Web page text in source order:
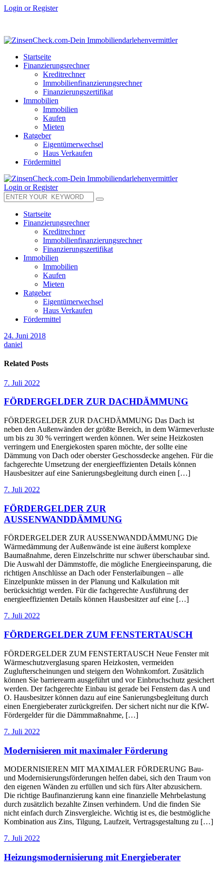
Login or Register
Startseite
Finanzierungsrechner
Kreditrechner
Immobilienfinanzierungsrechner
Finanzierungszertifikat
Immobilien
Immobilien
Kaufen
Mieten
Ratgeber
Eigentümerwechsel
Haus Verkaufen
Fördermittel
Login or Register
Startseite
Finanzierungsrechner
Kreditrechner
Immobilienfinanzierungsrechner
Finanzierungszertifikat
Immobilien
Immobilien
Kaufen
Mieten
Ratgeber
Eigentümerwechsel
Haus Verkaufen
Fördermittel
24. Juni 2018
daniel
Related Posts
7. Juli 2022
FÖRDERGELDER ZUR DACHDÄMMUNG
FÖRDERGELDER ZUR DACHDÄMMUNG Das Dach ist
neben den Außenwänden der größte Bereich, in dem Wärmeverluste
um bis zu 30 % verringert werden können. Wer seine Heizkosten
verringern und Energiekosten sparen möchte, der sollte eine
Dämmung von Dach oder oberster Geschossdecke angehen. Für die
fachgerechte Umsetzung der energieeffizienten Details können
Hausbesitzer auf eine Sanierungsbegleitung durch einen […]
7. Juli 2022
FÖRDERGELDER ZUR
AUSSENWANDDÄMMUNG
FÖRDERGELDER ZUR AUSSENWANDDÄMMUNG Die
Wärmedämmung der Außenwände ist eine äußerst komplexe
Baumaßnahme, deren Einzelschritte nur schwer überschaubar sind.
Die Auswahl der Dämmstoffe, die mögliche Energieeinsparung, die
richtigen Anschlüsse an Dach oder Fensterlaibungen – alle
Einzelpunkte müssen in der Planung und Kalkulation mit
berücksichtigt werden. Für die fachgerechte Ausführung der
energieeffizienten Details können Hausbesitzer auf eine […]
7. Juli 2022
FÖRDERGELDER ZUM FENSTERTAUSCH
FÖRDERGELDER ZUM FENSTERTAUSCH Neue Fenster mit
Wärmeschutzverglasung sparen Heizkosten, vermeiden
Zuglufterscheinungen und steigern den Wohnkomfort. Zusätzlich
können Sie barrierearm ausgeführt und vor Einbruchschutz gesichert
werden. Der fachgerechte Einbau ist gerade bei Fenstern das A und
O. Hausbesitzer können dazu auf eine Sanierungsbegleitung durch
einen Energieberater zurückgreifen. Der sichert nicht nur die KfW-
Fördergelder für die Dämmmaßnahme, […]
7. Juli 2022
Modernisieren mit maximaler Förderung
MODERNISIEREN MIT MAXIMALER FÖRDERUNG Bau-
und Modernisierungsförderungen helfen dabei, sich den Traum von
den eigenen Wänden zu erfüllen und sich fürs Alter abzusichern.
Die richtige Baufinanzierung kann eine finanzielle Mehrbelastung
durch zusätzlich bezahlte Zinsen verhindern. Und die finden Sie
nicht einfach durch Zinsvergleiche. Wichtig ist es, die bestmögliche
Kombination aus Zins, Tilgung, Laufzeit, Vertragsgestaltung zu […]
7. Juli 2022
Heizungsmodernisierung mit Energieberater